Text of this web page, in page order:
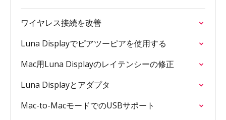
ワイヤレス接続を改善
Luna Displayでピアツーピアを使用する
Mac用Luna Displayのレイテンシーの修正
Luna Displayとアダプタ
Mac-to-MacモードでのUSBサポート